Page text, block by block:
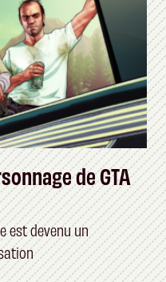
de GTA
est devenu un